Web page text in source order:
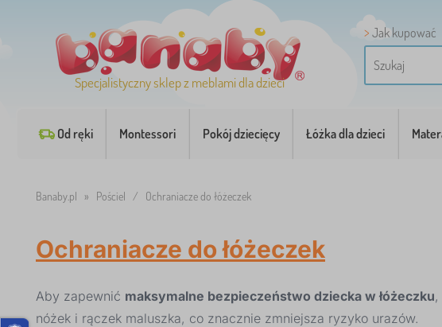
Specjalistyczny sklep z meblami dla dzieci
Jak kupować
Od ręki Montessori Pokój dziecięcy Łóżka dla dzieci
Banaby.pl » Pościel / Ochraniacze do łóżeczek
Ochraniacze do łóżeczek
Aby zapewnić maksymalne bezpieczeństwo dziecka w łóżeczku,
nóżek i rączek maluszka, co znacznie zmniejsza ryzyko urazów.